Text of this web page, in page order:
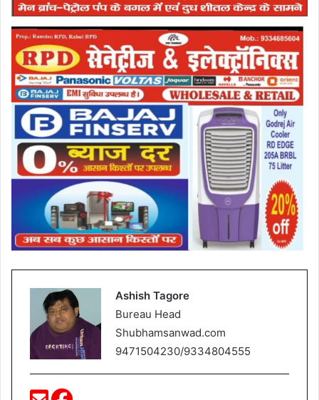
Ashish Tagore
Bureau Head
Shubhamsanwad.com
9471504230/9334804555